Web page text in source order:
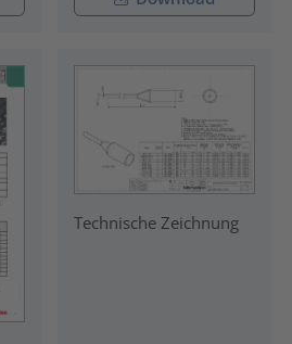
Technische Zeichnung